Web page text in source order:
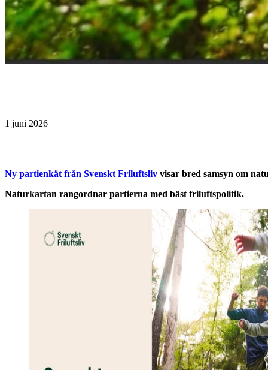
1 juni 2026
Ny partienkät från Svenskt Friluftsliv visar bred samsyn om
Naturkartan rangordnar partierna med bäst friluftspolitik.